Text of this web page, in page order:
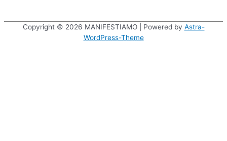
Copyright © 2026 MANIFESTIAMO| Powered by Astra-
WordPress-Theme